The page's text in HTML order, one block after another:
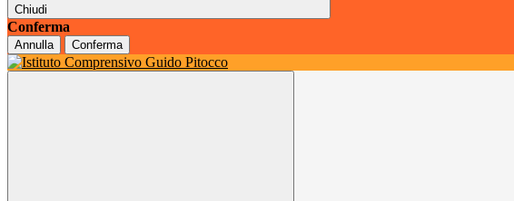
Chiudi
Conferma
Annulla Conferma